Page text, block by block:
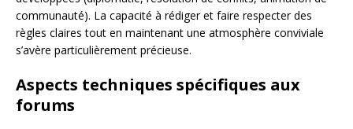
communauté). La capacité à rédiger et faire respecter des
règles claires tout en maintenant une atmosphère conviviale
s’avère particulièrement précieuse.
Aspects techniques spécifiques aux
forums